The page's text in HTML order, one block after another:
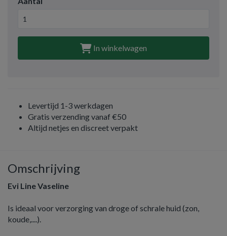
In winkelwagen
Levertijd 1-3 werkdagen
Gratis verzending vanaf €50
Altijd netjes en discreet verpakt
Omschrijving
Evi Line Vaseline
Is ideaal voor verzorging van droge of schrale huid (zon,
koude,....).